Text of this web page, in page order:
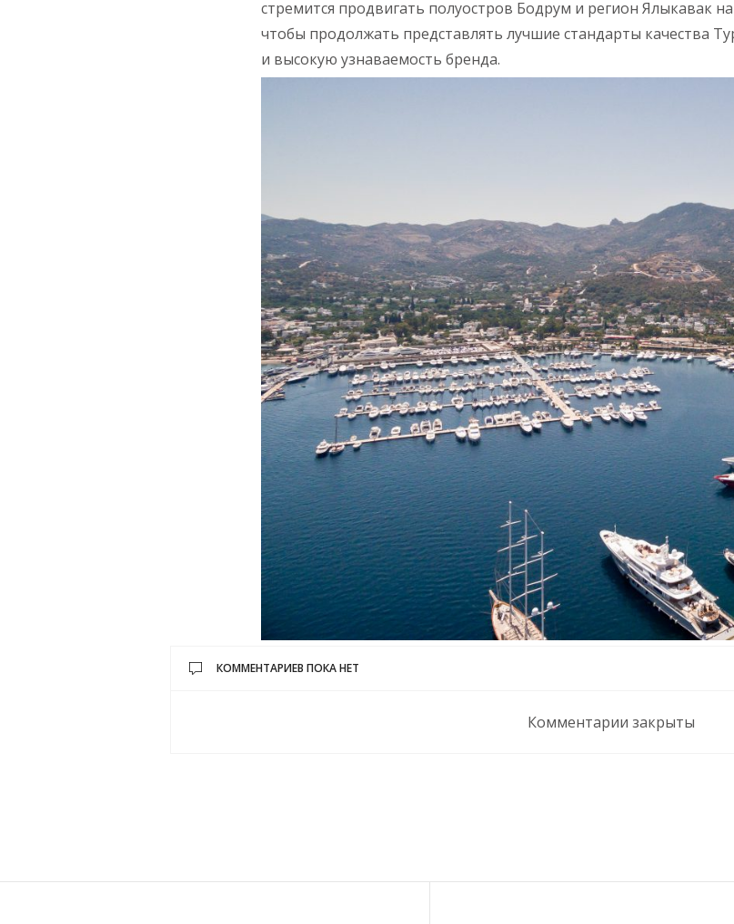
стремится продвигать полуостров Бодрум и регион Ялыкавак
чтобы продолжать представлять лучшие стандарты качества
и высокую узнаваемость бренда.
КОММЕНТАРИЕВ ПОКА НЕТ
Комментарии закрыты